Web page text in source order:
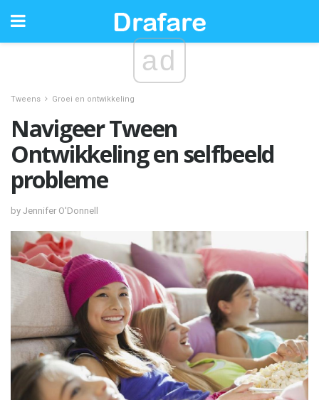
ad
Tweens Groei en ontwikkeling
Navigeer Tween
Ontwikkeling en selfbeeld
probleme
by Jennifer O'Donnell